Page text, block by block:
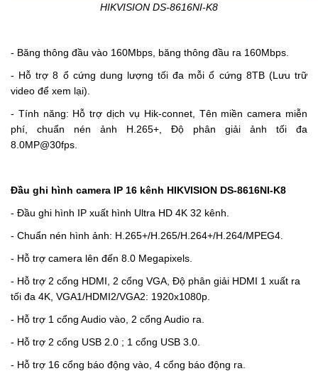
HIKVISION DS-8616NI-K8
- Băng thông đầu vào 160Mbps, băng thông đầu ra 160Mbps.
- Hỗ trợ 8 ổ cứng dung lượng tối đa mỗi ổ cứng 8TB (Lưu trữ
video để xem lại).
- Tính năng: Hỗ trợ dịch vụ Hik-connet, Tên miền camera miễn
phí, chuẩn nén ảnh H.265+, Độ phân giải ảnh tối đa
8.0MP@30fps.
Đầu ghi hình camera IP 16 kênh HIKVISION DS-8616NI-K8
- Đầu ghi hình IP xuất hình Ultra HD 4K 32 kênh.
- Chuẩn nén hình ảnh: H.265+/H.265/H.264+/H.264/MPEG4.
- Hỗ trợ camera lên đến 8.0 Megapixels.
- Hỗ trợ 2 cổng HDMI, 2 cổng VGA, Độ phân giải HDMI 1 xuất ra
tối đa 4K, VGA1/HDMI2/VGA2: 1920x1080p.
- Hỗ trợ 1 cổng Audio vào, 2 cổng Audio ra.
- Hỗ trợ 2 cổng USB 2.0 ; 1 cổng USB 3.0.
- Hỗ trợ 16 cổng báo động vào, 4 cổng báo động ra.